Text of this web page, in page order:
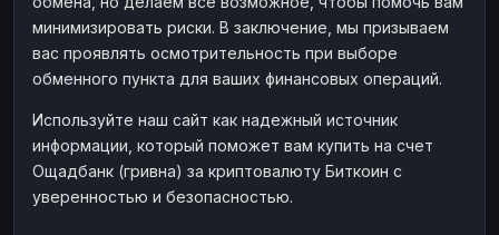
минимизировать риски. В заключение, мы призываем
вас проявлять осмотрительность при выборе
обменного пункта для ваших финансовых операций.
Используйте наш сайт как надежный источник
информации, который поможет вам купить на счет
Ощадбанк (гривна) за криптовалюту Биткоин с
уверенностью и безопасностью.